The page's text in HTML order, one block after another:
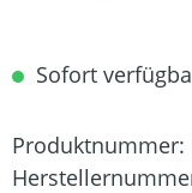
Sofort
Produktnummer: